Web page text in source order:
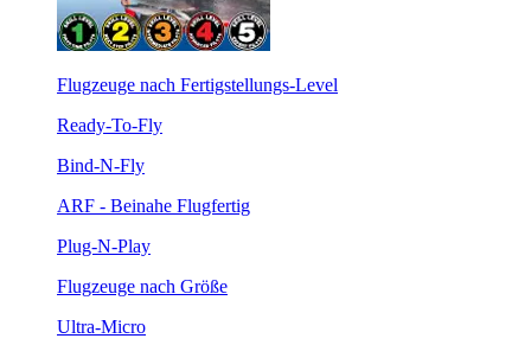
Flugzeuge nach Fertigstellungs-Level
Ready-To-Fly
Bind-N-Fly
ARF - Beinahe Flugfertig
Plug-N-Play
Flugzeuge nach Größe
Ultra-Micro